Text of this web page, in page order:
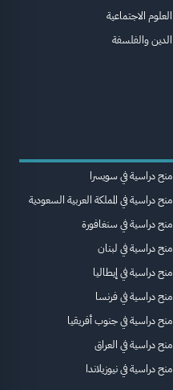
العلوم الاجتماعية
الدين والفلسفة
منح دراسية في سويسرا
منح دراسية في المملكة العربية السعودية
منح دراسية في سنغافورة
منح دراسية في لبنان
منح دراسية في إيطاليا
منح دراسية في فرنسا
منح دراسية في جنوب أفريقيا
منح دراسية في العراق
منح دراسية في نيوزيلاندا